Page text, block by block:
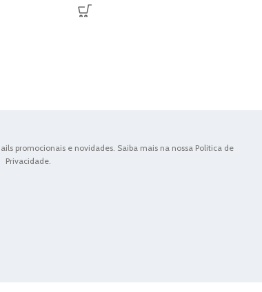
promocionais e novidades. Saiba mais na nossa Politica de
Privacidade.